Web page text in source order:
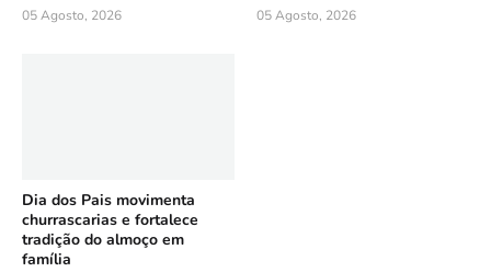
05 Agosto, 2026 05 Agosto, 2026
Dia dos Pais movimenta
churrascarias e fortalece
tradição do almoço em
família